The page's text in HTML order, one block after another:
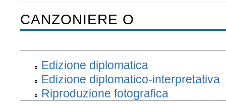
CANZONIERE O
Edizione diplomatica
Edizione diplomatico-interpretativa
Riproduzione fotografica